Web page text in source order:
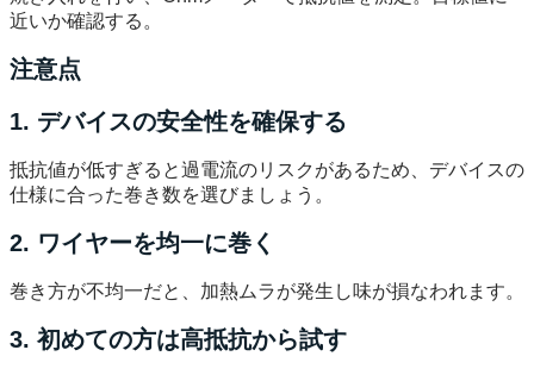
近いか確認する。
注意点
1. デバイスの安全性を確保する
抵抗値が低すぎると過電流のリスクがあるため、デバイスの
仕様に合った巻き数を選びましょう。
2. ワイヤーを均一に巻く
巻き方が不均一だと、加熱ムラが発生し味が損なわれます。
3. 初めての方は高抵抗から試す